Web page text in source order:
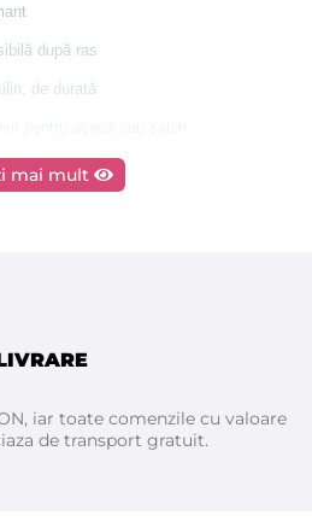
după ras
de durată
față după bărbierit și masează ușor.
mai mult
iar toate comenzile cu valoare
de transport gratuit.